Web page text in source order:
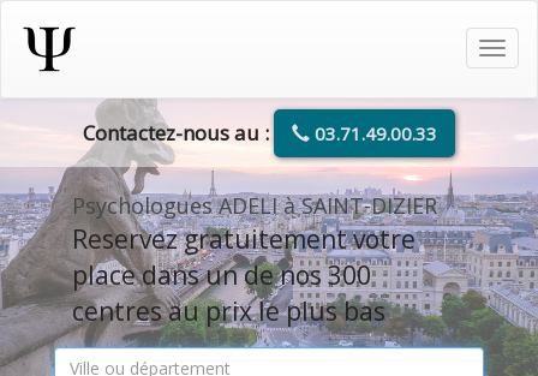
Contactez-nous au : 03.71.49.00.33
Psychologues ADELI à SAINT-DIZIER
Reservez gratuitement votre
place dans un de nos 300
centres au prix le plus bas